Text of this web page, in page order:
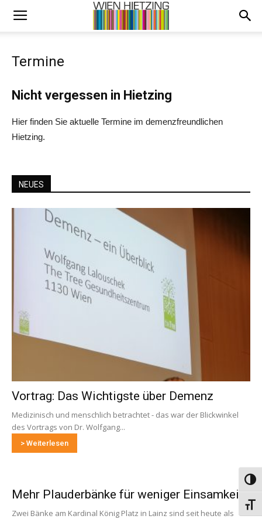
Termine
Nicht vergessen in Hietzing
Hier finden Sie aktuelle Termine im demenzfreundlichen
Hietzing.
NEUES
Vortrag: Das Wichtigste über Demenz
Medizinisch und menschlich betrachtet - das war der Blickwinkel
des Vortrags von Dr. Wolfgang...
> Weiterlesen
Mehr Plauderbänke für weniger Einsamkeit
Zwei Bänke am Kardinal König Platz in Lainz sind seit heute als